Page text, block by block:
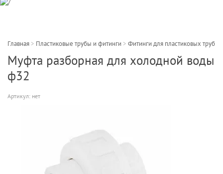
Главная > Пластиковые трубы и фитинги > Фитинги для пластиковых труб
Муфта разборная для холодной воды
ф32
Артикул: нет